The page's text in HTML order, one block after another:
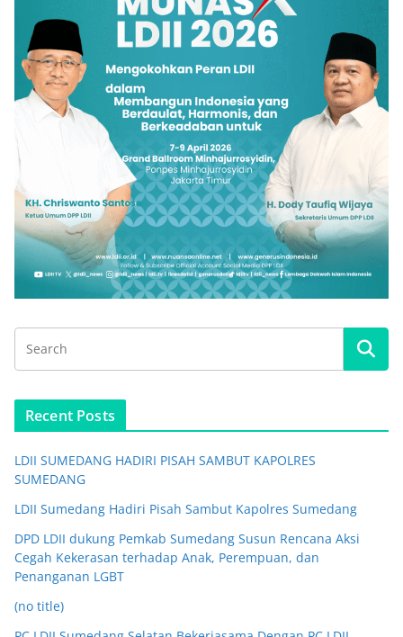
Recent Posts
LDII SUMEDANG HADIRI PISAH SAMBUT KAPOLRES
SUMEDANG
LDII Sumedang Hadiri Pisah Sambut Kapolres Sumedang
DPD LDII dukung Pemkab Sumedang Susun Rencana Aksi
Cegah Kekerasan terhadap Anak, Perempuan, dan
Penanganan LGBT
(no title)